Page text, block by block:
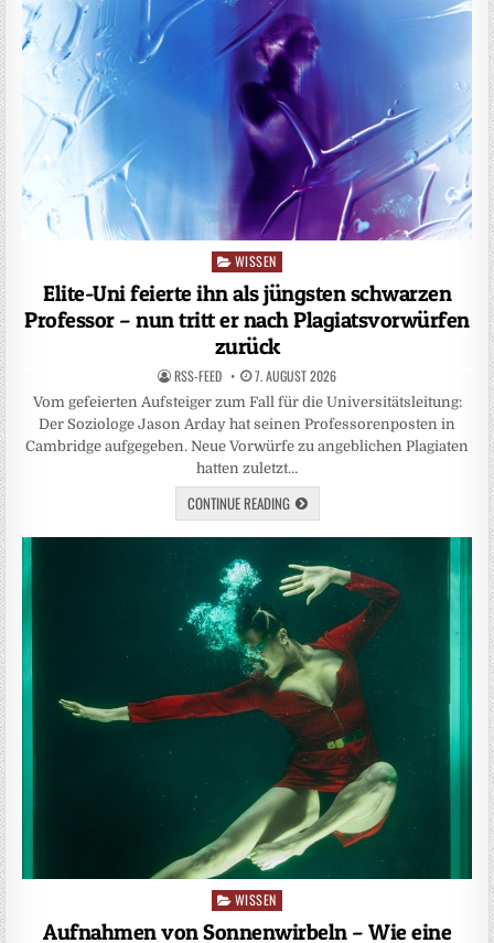
Posted
WISSEN
Elite-Uni feierte ihn als jüngsten schwarzen
Professor – nun tritt er nach Plagiatsvorwürfen
zurück
RSS-FEED 7. AUGUST 2026
Vom gefeierten Aufsteiger zum Fall für die Universitätsleitung:
Der Soziologe Jason Arday hat seinen Professorenposten in
Cambridge aufgegeben. Neue Vorwürfe zu angeblichen Plagiaten
hatten zuletzt…
CONTINUE READING
Posted
in
WISSEN
Aufnahmen von Sonnenwirbeln – Wie eine